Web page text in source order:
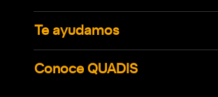
Te ayudamos
Conoce QUADIS